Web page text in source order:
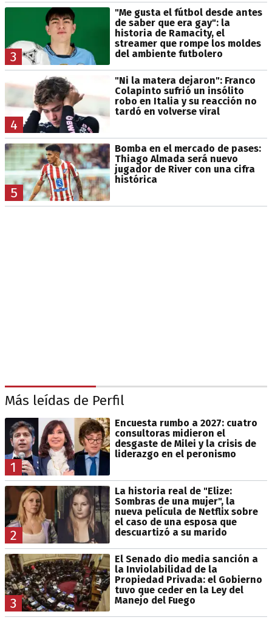
3
"Me gusta el fútbol desde antes
de saber que era gay": la
historia de Ramacity, el
streamer que rompe los moldes
del ambiente futbolero
4
"Ni la matera dejaron": Franco
Colapinto sufrió un insólito
robo en Italia y su reacción no
tardó en volverse viral
5
Bomba en el mercado de pases:
Thiago Almada será nuevo
jugador de River con una cifra
histórica
Más leídas de Perfil
1
Encuesta rumbo a 2027: cuatro
consultoras midieron el
desgaste de Milei y la crisis de
liderazgo en el peronismo
2
La historia real de "Elize:
Sombras de una mujer", la
nueva película de Netflix sobre
el caso de una esposa que
descuartizó a su marido
3
El Senado dio media sanción a
la Inviolabilidad de la
Propiedad Privada: el Gobierno
tuvo que ceder en la Ley del
Manejo del Fuego